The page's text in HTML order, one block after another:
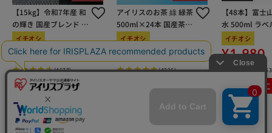
在庫切れ mail_outline入荷したらメールでお知らせ
【15kg】令和7年産 和
の輝き 国産ブレンド 5
kg×3袋
イチオシ
¥6,980
(4677)
カートに入れる
アイリスのお茶 綠 緑茶
500ml×24本 国産茶葉
100％使用
イチオシ
¥1,780
(4326)
カートに入れる
【48本】富士
水 500ml ラベ
イチオシ
¥1,980
カート